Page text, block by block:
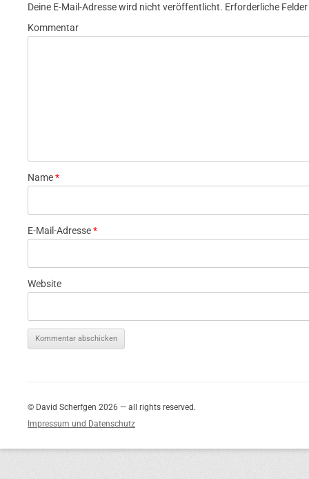
Deine E-Mail-Adresse wird nicht veröffentlicht. Erforderliche
Kommentar
Name*
E-Mail-Adresse*
Website
© David Scherfgen 2026 — all rights reserved.
Impressum und Datenschutz